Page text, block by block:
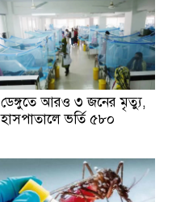
ডেঙ্গুতে আরও ৩ জনের মৃত্যু,
হাসপাতালে ভর্তি ৫৮০